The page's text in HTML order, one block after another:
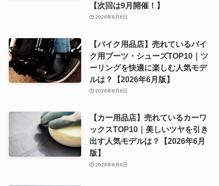
【次回は9月開催！】
2026年8月6日
【バイク用品店】売れているバイ
ク用ブーツ・シューズTOP10｜ツ
ーリングを快適に楽しむ人気モデ
ルは？【2026年6月版】
2026年8月6日
【カー用品店】売れているカーワ
ックスTOP10｜美しいツヤを引き
出す人気モデルは？【2026年6月
版】
2026年8月6日